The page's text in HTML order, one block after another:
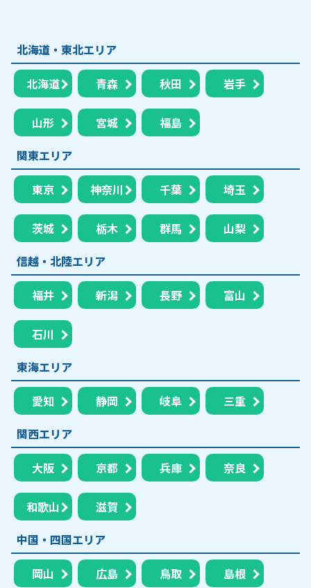
北海道・東北エリア
北海道 青森 秋田 岩手
山形 宮城
福島
関東エリア
東京 神奈川 千葉 埼玉
茨城 栃木 群馬
山梨
信越・北陸エリア
福井 新潟 長野 富山
石川
東海エリア
愛知 静岡 岐阜
三重
関西エリア
大阪 京都 兵庫 奈良
和歌山
滋賀
中国・四国エリア
岡山 広島 鳥取 島根